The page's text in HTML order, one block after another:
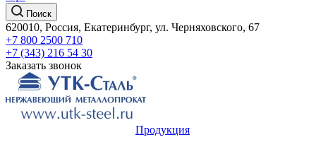
Поиск
620010, Россия, Екатеринбург, ул. Черняховского, 67
+7 800 2500 710
+7 (343) 216 54 30
Заказать звонок
Продукция